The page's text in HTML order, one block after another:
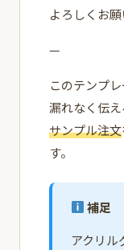
よろしくお願
—
このテンプ
漏れなく伝
サンプル注文
す。
補足
アクリル